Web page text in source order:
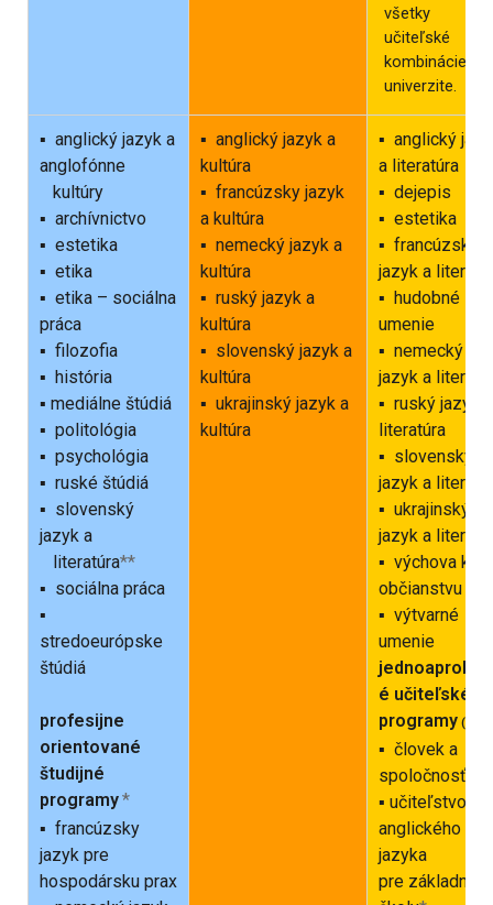
všetky
učiteľské
kombinácie na
univerzite.
▪ anglický jazyk a
anglofónne
kultúry
▪ archívnictvo
▪ estetika
▪ etika
▪ etika – sociálna
práca
▪ filozofia
▪ história
▪ mediálne štúdiá
▪ politológia
▪ psychológia
▪ ruské štúdiá
▪ slovenský
jazyk a
literatúra**
▪ sociálna práca
▪
stredoeurópske
štúdiá
profesijne
orientované
študijné
programy*
▪ francúzsky
jazyk pre
hospodársku prax
▪ anglický jazyk a
kultúra
▪ francúzsky jazyk
a kultúra
▪ nemecký jazyk a
kultúra
▪ ruský jazyk a
kultúra
▪ slovenský jazyk a
kultúra
▪ ukrajinský jazyk a
kultúra
▪ anglický
a literatúra
▪ dejepis
▪ estetika
▪ francúzsky
jazyk a
▪ hudobné
umenie
▪ nemecký
jazyk a
▪ ruský jazyk a
literatúra
▪ slovenský
jazyk a
▪ ukrajinský
jazyk a
▪ výchova k
občianstvu
▪ výtvarné
umenie
é učiteľské
programy (
▪ človek a
spoločnosť
▪ učiteľstvo
anglického
jazyka
pre základné